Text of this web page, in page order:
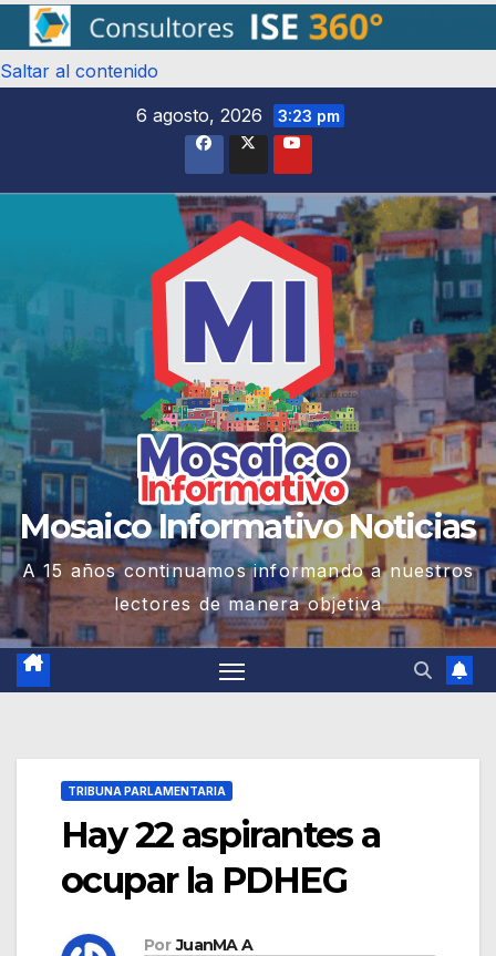
Saltar al contenido
6 agosto, 2026
3:23 pm
Mosaico Informativo Noticias
A 15 años continuamos informando a nuestros
lectores de manera objetiva
TRIBUNA PARLAMENTARIA
Hay 22 aspirantes a
ocupar la PDHEG
Por JuanMA A